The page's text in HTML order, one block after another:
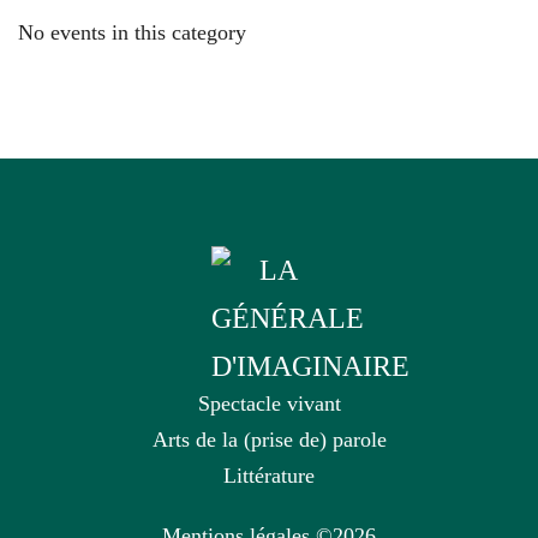
No events in this category
Spectacle vivant
Arts de la (prise de) parole
Littérature